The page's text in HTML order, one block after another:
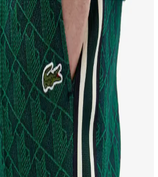
Modelleri: Şıklık ve
Spor Giyim Seçenekleri
modelleri, marka kimliğine uygun şıklık ve
Spor ve günlük kullanım için ideal olan bu
kaliteli kumaşlarla tasarlanmıştır.
Moda ve Konforu Bir Arada
kaliteli malzemeleri ve ikonik
ve konforu bir arada sunar, sürdürülebilirlik
öne çıkar.
Modern Tasarım ve Renklerle